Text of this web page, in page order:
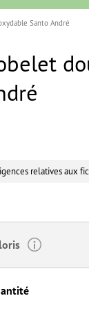
Santo André
relatives aux